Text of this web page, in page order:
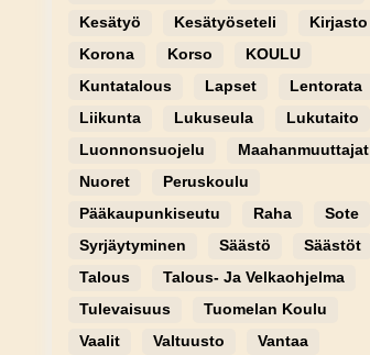
Kesätyö
Kesätyöseteli
Kirjasto
Korona
Korso
KOULU
Kuntatalous
Lapset
Lentorata
Liikunta
Lukuseula
Lukutaito
Luonnonsuojelu
Maahanmuuttajat
Nuoret
Peruskoulu
Pääkaupunkiseutu
Raha
Sote
Syrjäytyminen
Säästö
Säästöt
Talous
Talous- Ja Velkaohjelma
Tulevaisuus
Tuomelan Koulu
Vaalit
Valtuusto
Vantaa